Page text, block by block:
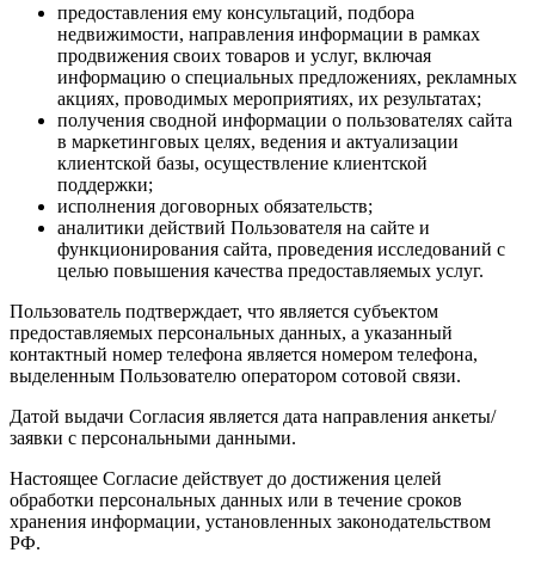
предоставления ему консультаций, подбора
недвижимости, направления информации в рамках
продвижения своих товаров и услуг, включая
информацию о специальных предложениях, рекламных
акциях, проводимых мероприятиях, их результатах;
получения сводной информации о пользователях сайта
в маркетинговых целях, ведения и актуализации
клиентской базы, осуществление клиентской
поддержки;
исполнения договорных обязательств;
аналитики действий Пользователя на сайте и
функционирования сайта, проведения исследований с
целью повышения качества предоставляемых услуг.
Пользователь подтверждает, что является субъектом
предоставляемых персональных данных, а указанный
контактный номер телефона является номером телефона,
выделенным Пользователю оператором сотовой связи.
Датой выдачи Согласия является дата направления анкеты/
заявки с персональными данными.
Настоящее Согласие действует до достижения целей
обработки персональных данных или в течение сроков
хранения информации, установленных законодательством
РФ.